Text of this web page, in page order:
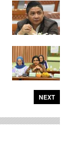
NEXT